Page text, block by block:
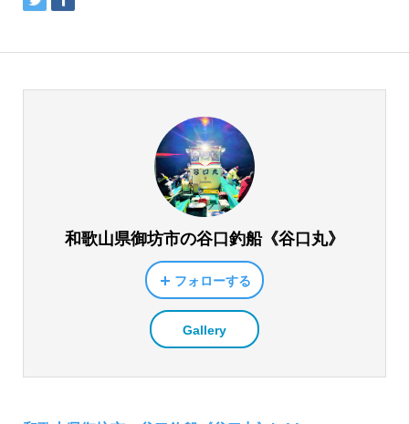
和歌山県御坊市の谷口釣船《谷口丸》
フォローする
Gallery